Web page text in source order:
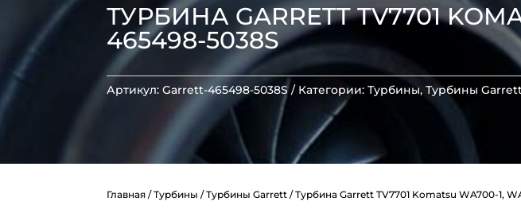
ТУРБИНА GARRETT TV7701
465498-5038S
Артикул:Garrett-465498-5038S Категории:Турбины,Турбины
Главная /Турбины /Турбины Garrett / Турбина Garrett TV7701 Komatsu WA700-1,